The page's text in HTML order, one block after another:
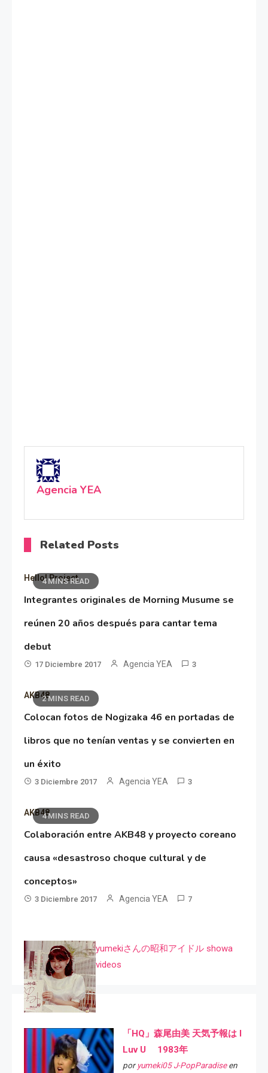
Agencia YEA
Related Posts
4 MINS READ
Hello! Project
Integrantes originales de Morning Musume se
reúnen 20 años después para cantar tema
debut
17 Diciembre 2017 Agencia YEA 3
2 MINS READ
AKB48
Colocan fotos de Nogizaka 46 en portadas de
libros que no tenían ventas y se convierten en
un éxito
3 Diciembre 2017 Agencia YEA 3
4 MINS READ
AKB48
Colaboración entre AKB48 y proyecto coreano
causa «desastroso choque cultural y de
conceptos»
3 Diciembre 2017 Agencia YEA 7
yumekiさんの昭和アイドル showa
videos
「HQ」森尾由美 天気予報は I
Luv U 1983年
por yumeki05 J-PopParadiseen